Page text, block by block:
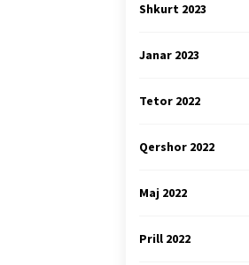
Shkurt 2023
Janar 2023
Tetor 2022
Qershor 2022
Maj 2022
Prill 2022